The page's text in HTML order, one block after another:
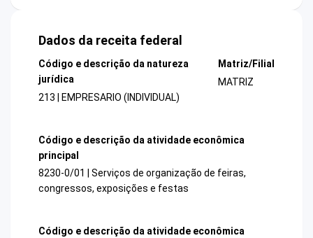
Dados da receita federal
Código e descrição da natureza
jurídica
213 | EMPRESARIO (INDIVIDUAL)
Matriz/Filial
MATRIZ
Código e descrição da atividade econômica
principal
8230-0/01 | Serviços de organização de feiras,
congressos, exposições e festas
Código e descrição da atividade econômica